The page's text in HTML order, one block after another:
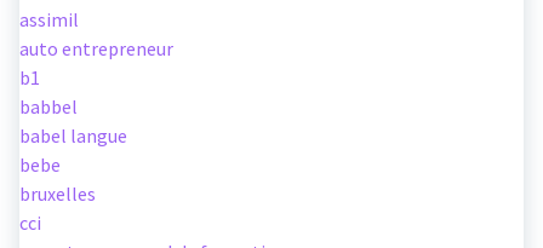
assimil
auto entrepreneur
b1
babbel
babel langue
bebe
bruxelles
cci